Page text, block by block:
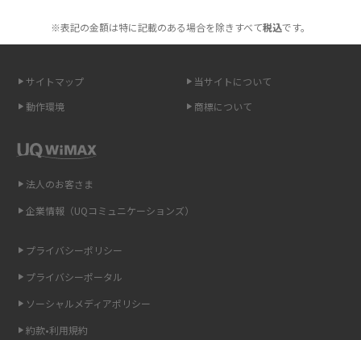
2015年12月(8)
2015年10月(8)
2015年8月(7)
2015年7月(9)
2015年6月(8)
2015年3月(9)
2015年2月(7)
無制限で利用できるポケット型Wi-Fiは？選び方や通信費を抑える方法も紹
ポケット型Wi-Fi（モバイルWi-Fi）とは？おススメする方の特徴や選び方を
即日受け取りできるポケット型Wi-Fiはある？すぐに使うための方法や注意
ONU（光回線終端装置）とは？モデム・ルーター・ホームゲートウェイと
ギガバイト（GB）とは？1GBの目安やギガが足りない時の対処法を紹介
Wi-Fi 6とは？Wi-Fi 5との違いやメリットと注意点、規格の種類も解説
※表記の金額は特に記載のある場合を除きすべて税込です。
サイトマップ
当サイトについて
動作環境
商標について
法人のお客さま
企業情報（UQコミュニケーションズ）
プライバシーポリシー
プライバシーポータル
ソーシャルメディアポリシー
約款•利用規約